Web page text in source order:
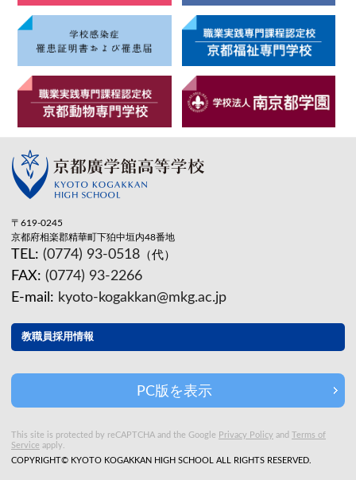
〒619-0245
京都府相楽郡精華町下狛中垣内48番地
TEL: (0774) 93-0518 （代）
FAX: (0774) 93-2266
E-mail: kyoto-kogakkan@mkg.ac.jp
教職員採用情報
PC版を表示
This site is protected by reCAPTCHA and the Google Privacy Policy and Terms of
Service apply.
COPYRIGHT© KYOTO KOGAKKAN HIGH SCHOOL ALL RIGHTS RESERVED.